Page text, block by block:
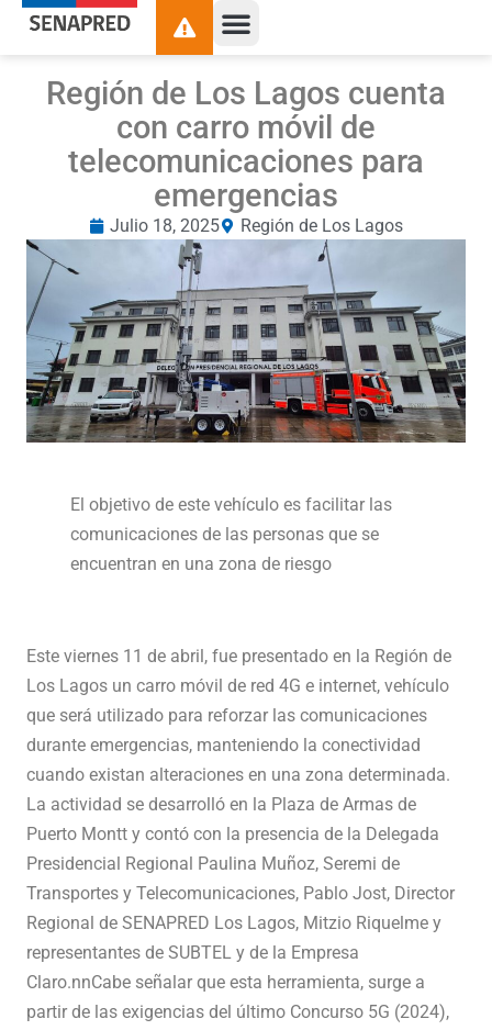
Región de Los Lagos cuenta
con carro móvil de
telecomunicaciones para
emergencias
Julio 18, 2025 Región de Los Lagos
El objetivo de este vehículo es facilitar las
comunicaciones de las personas que se
encuentran en una zona de riesgo
Este viernes 11 de abril, fue presentado en la Región de
Los Lagos un carro móvil de red 4G e internet, vehículo
que será utilizado para reforzar las comunicaciones
durante emergencias, manteniendo la conectividad
cuando existan alteraciones en una zona determinada.
La actividad se desarrolló en la Plaza de Armas de
Puerto Montt y contó con la presencia de la Delegada
Presidencial Regional Paulina Muñoz, Seremi de
Transportes y Telecomunicaciones, Pablo Jost, Director
Regional de SENAPRED Los Lagos, Mitzio Riquelme y
representantes de SUBTEL y de la Empresa
Claro.nnCabe señalar que esta herramienta, surge a
partir de las exigencias del último Concurso 5G (2024),